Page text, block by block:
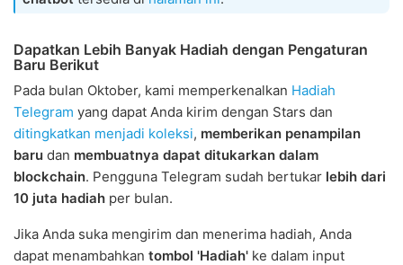
Dapatkan Lebih Banyak Hadiah dengan Pengaturan
Baru Berikut
Pada bulan Oktober, kami memperkenalkan Hadiah
Telegram yang dapat Anda kirim dengan Stars dan
ditingkatkan menjadi koleksi, memberikan penampilan
baru dan membuatnya dapat ditukarkan dalam
blockchain. Pengguna Telegram sudah bertukar lebih dari
10 juta hadiah per bulan.
Jika Anda suka mengirim dan menerima hadiah, Anda
dapat menambahkan tombol 'Hadiah' ke dalam input